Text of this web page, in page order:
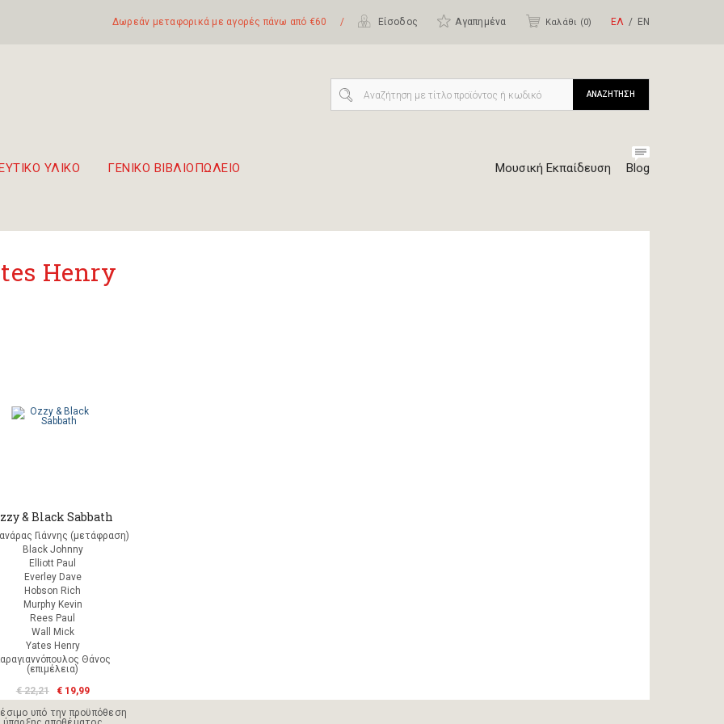
Δωρεάν μεταφορικά με αγορές πάνω από €60 / Είσοδος Αγαπημένα Καλάθι (0) ΕΛ ΕΝ
ΥΛΙΚΟ ΓΕΝΙΚΟ ΒΙΒΛΙΟΠΩΛΕΙΟ Μουσική Εκπαίδευση Blog
ΑΝΑΖΗΤΗΣΗ
Henry
& Black Sabbath
Γιάννης (μετάφραση)
Black Johnny
Elliott Paul
Everley Dave
Hobson Rich
Murphy Kevin
Rees Paul
Wall Mick
Yates Henry
Θάνος
(επιμέλεια)
€ 22,21
€ 19,99
υπό την προϋπόθεση